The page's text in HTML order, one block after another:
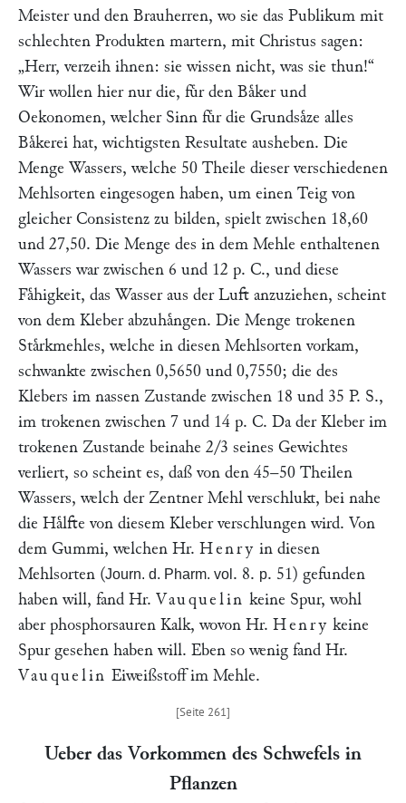
Meister und den Brauherren, wo sie das Publikum mit
schlechten Produkten martern, mit Christus sagen:
„Herr, verzeih ihnen: sie wissen nicht, was sie thun!“
Wir wollen hier nur die, fuͤr den Baͤker und
Oekonomen, welcher Sinn fuͤr die Grundsaͤze alles
Baͤkerei hat, wichtigsten Resultate ausheben. Die
Menge Wassers, welche 50 Theile dieser verschiedenen
Mehlsorten eingesogen haben, um einen Teig von
gleicher Consistenz zu bilden, spielt zwischen 18,60
und 27,50. Die Menge des in dem Mehle enthaltenen
Wassers war zwischen 6 und 12 p. C., und diese
Faͤhigkeit, das Wasser aus der Luft anzuziehen, scheint
von dem Kleber abzuhaͤngen. Die Menge trokenen
Staͤrkmehles, welche in diesen Mehlsorten vorkam,
schwankte zwischen 0,5650 und 0,7550; die des
Klebers im nassen Zustande zwischen 18 und 35 P. S.,
im trokenen zwischen 7 und 14 p. C. Da der Kleber im
trokenen Zustande beinahe 2/3 seines Gewichtes
verliert, so scheint es, daß von den 45–50 Theilen
Wassers, welch der Zentner Mehl verschlukt, bei nahe
die Haͤlfte von diesem Kleber verschlungen wird. Von
dem Gummi, welchen Hr. Henry in diesen
Mehlsorten (Journ. d. Pharm. vol . 8. p. 51) gefunden
haben will, fand Hr. Vauquelin keine Spur, wohl
aber phosphorsauren Kalk, wovon Hr. Henry keine
Spur gesehen haben will. Eben so wenig fand Hr.
Vauquelin Eiweißstoff im Mehle.
Ueber das Vorkommen des Schwefels in
Pflanzen